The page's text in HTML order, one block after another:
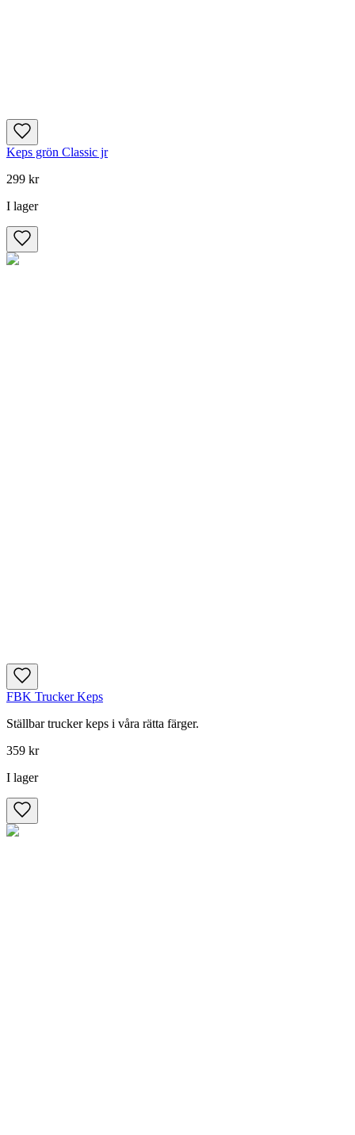
Keps grön Classic jr
299 kr
I lager
FBK Trucker Keps
Ställbar trucker keps i våra rätta färger.
359 kr
I lager